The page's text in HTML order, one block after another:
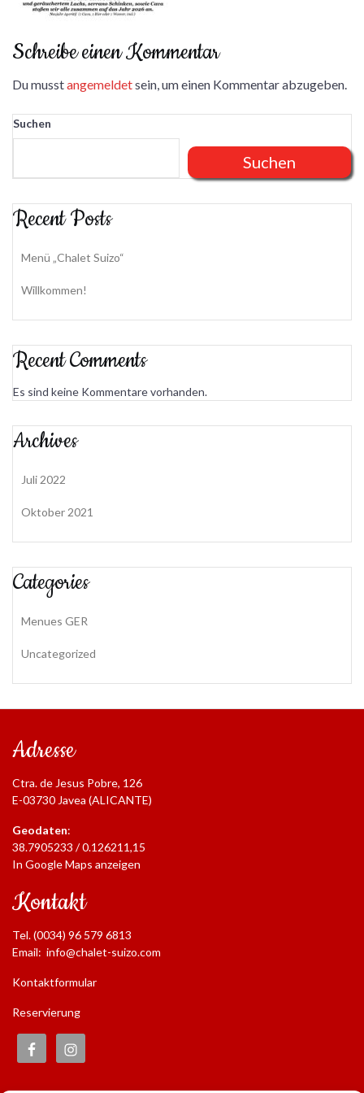
Schreibe einen Kommentar
Du musstangemeldetsein, um einen Kommentar abzugeben.
Suchen
Suchen
Recent Posts
Menü „Chalet Suizo“
Willkommen!
Recent Comments
Es sind keine Kommentare vorhanden.
Archives
Juli 2022
Oktober 2021
Categories
Menues GER
Uncategorized
Adresse
Ctra. de Jesus Pobre, 126
E-03730 Javea (ALICANTE)
Geodaten:
38.7905233 / 0.126211,15
In Google Maps anzeigen
Kontakt
Tel. (0034) 96 579 6813
Email: info@chalet-suizo.com
Kontaktformular
Reservierung